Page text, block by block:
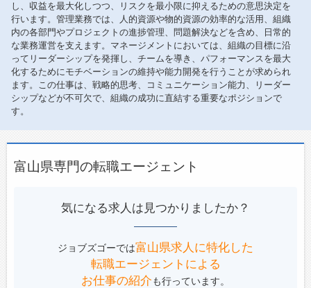
し、収益を最大化しつつ、リスクを最小限に抑えるための意思決定を
行います。管理業務では、人的資源や物的資源の効率的な活用、組織
内の各部門やプロジェクトの進捗管理、問題解決などを含め、日常的
な業務運営を支えます。マネージメントにおいては、組織の目標に沿
ってリーダーシップを発揮し、チームを導き、パフォーマンスを最大
化するためにモチベーションの維持や能力開発を行うことが求められ
ます。この仕事は、戦略的思考、コミュニケーション能力、リーダー
シップなどが不可欠で、組織の成功に直結する重要なポジションで
す。
富山県専門の転職エージェント
気になる求人は見つかりましたか？
ジョブズゴーでは富山県求人に特化した
転職エージェントによる
お仕事の紹介も行っています。